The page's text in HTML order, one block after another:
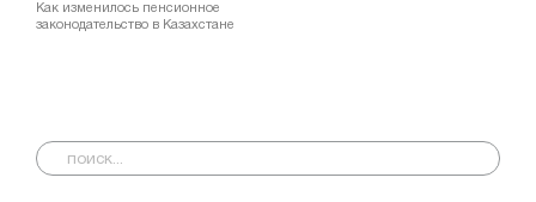
Как изменилось пенсионное
законодательство в Казахстане